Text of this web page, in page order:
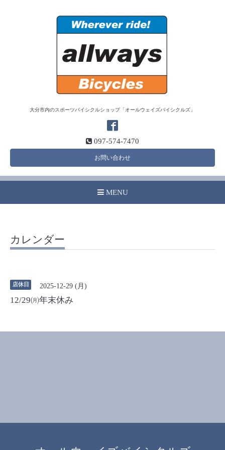
大分市内のスポーツバイシクルショップ「オールウェイズバイシクルズ」
097-574-7470
お問い合わせ
MENU
カレンダー
店休日 2025-12-29 (月)
12/29㈪年末休み